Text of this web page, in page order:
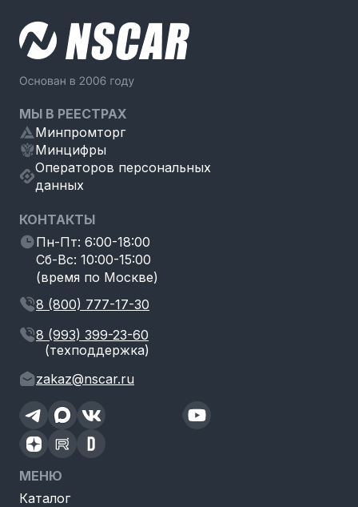
МЫ В РЕЕСТРАХ
Минпромторг
Минцифры
Операторов персональных
данных
КОНТАКТЫ
Пн-Пт: 6:00-18:00
Сб-Вс: 10:00-15:00
(время по Москве)
8 (800) 777-17-30
8 (993) 399-23-60
(техподдержка)
zakaz@nscar.ru
МЕНЮ
Каталог